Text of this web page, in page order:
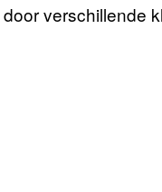
verschillende